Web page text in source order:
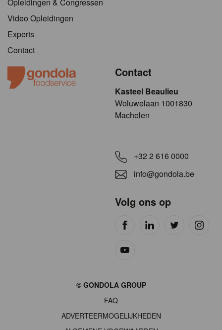
Video Opleidingen
Experts
Contact
Contact
Kasteel Beaulieu
​​​Woluwelaan 1001830
Machelen
+32 2 616 0000
info@gondola.be
Volg ons op
© GONDOLA GROUP
FAQ
ADVERTEERMOGELIJKHEDEN